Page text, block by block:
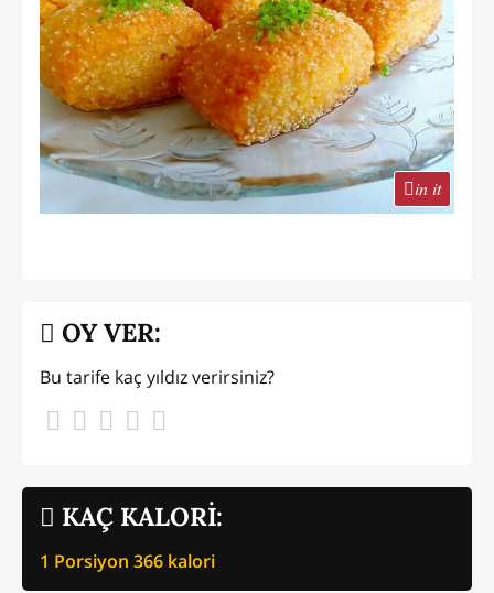
in it
KAÇ KALORİ:
1 Porsiyon 366 kalori
OY VER:
Bu tarife kaç yıldız verirsiniz?